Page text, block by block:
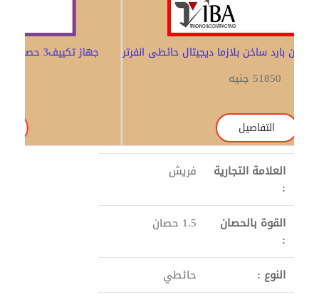
تكييف شارب 2.25 حصان بارد ساخن بلازما ديجيتال حائطى انفرتر
العلامة التجارية
:
فريش
القوة بالحصان
:
1.5 حصان
النوع :
حائطي